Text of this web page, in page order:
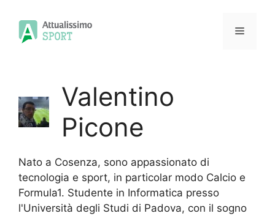
contenuto
Menu
Valentino
Picone
Nato a Cosenza, sono appassionato di
tecnologia e sport, in particolar modo Calcio e
Formula1. Studente in Informatica presso
l'Università degli Studi di Padova, con il sogno